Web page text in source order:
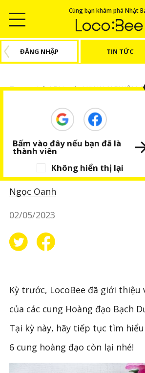
Cùng bạn khám phá Nhật
ĐĂNG NHẬP TIN TỨC
Trang chủ/Bài viết/KINH NGHIỆM
Tháng 5 năm 2023 của
(Thiên Bình ~ Song Ngư)
KINH NGHIỆM SỐNG Cuộc sống Nhật Bản
Tháng 5 năm 2023 của
đạo (Thiên Bình ~ Song
Ngọc Oanh
02/05/2023
Kỳ trước, LocoBee đã giới thiệu
của các cung Hoàng đạo Bạch
Tại kỳ này, hãy tiếp tục tìm
6 cung hoàng đạo còn lại nhé!
Không hiển thị lại
Bấm vào đây nếu bạn đã là
thành viên